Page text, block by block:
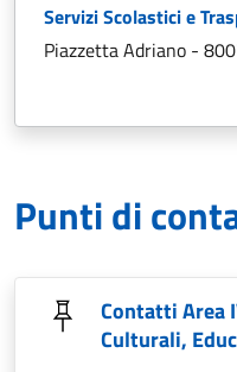
Servizi Scolastici e
Piazzetta Adriano -
Punti di
Contatti Area
Culturali,